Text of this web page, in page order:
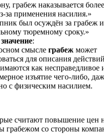
грабеж наказывается
за применения насилия.»
был осуждён за грабеж
тюремному сроку.»
:
смысле грабеж может
для описания
как несправедливое
изъятие чего-либо,
с физическим насилием.
считают повышение цен
грабежом со стороны